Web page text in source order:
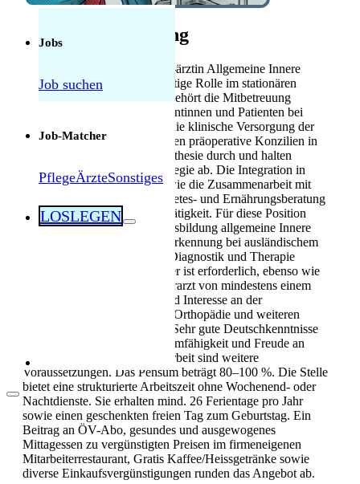
Herausforderungen als Pflegekraft in der
ist — und was nicht
Als Pflegekraft in die Schweiz: Leben, Kultur
und Alltag (2026)
Arbeitsbedingungen in der Pflege in der
Schweiz
Jobs
Job suchen
Job-Matcher
PflegeÄrzteSonstiges
LOSLEGEN
Stellenbeschreibung
Sie übernehmen als Oberarzt/-ärztin Allgemeine Innere
Medizin in Zürich eine vielseitige Rolle im stationären
Bereich. Zu Ihren Aufgaben gehört die Mitbetreuung
stationärer polymorbider Patientinnen und Patienten bei
internistischen Fragen sowie die klinische Versorgung der
stationären Patienten. Sie führen präoperative Konzilien in
Zusammenarbeit mit der Anästhesie durch und halten
Visiten im Zentrum für Paraplegie ab. Die Integration in
interdisziplinäre Rapporte sowie die Zusammenarbeit mit
Infektiologie, Apotheke, Diabetes- und Ernährungsberatung
sind fester Bestandteil Ihrer Tätigkeit. Für diese Position
benötigen Sie eine Facharztausbildung allgemeine Innere
Medizin inkl. MEBEKO-Anerkennung bei ausländischem
Diplom. Breite Erfahrung in Diagnostik und Therapie
internistischer Krankheitsbilder ist erforderlich, ebenso wie
Erfahrung als Oberärztin/Oberarzt von mindestens einem
Jahr. Hohe Selbständigkeit und Interesse an der
Koordination mit Anästhesie, Orthopädie und weiteren
Disziplinen werden erwartet. Sehr gute Deutschkenntnisse
in Wort und Schrift sowie Teamfähigkeit und Freude an
interdisziplinärer Zusammenarbeit sind weitere
Voraussetzungen. Das Pensum beträgt 80–100 %. Die Stelle
bietet eine strukturierte Arbeitszeit ohne Wochenend- oder
Nachtdienste. Sie erhalten mind. 26 Ferientage pro Jahr
sowie einen geschenkten freien Tag zum Geburtstag. Ein
Beitrag an ÖV-Abo, gesundes und ausgewogenes
Mittagessen zu vergünstigten Preisen im firmeneigenen
Mitarbeiterrestaurant, Gratis Kaffee/Heissgetränke sowie
diverse Einkaufsvergünstigungen runden das Angebot ab.